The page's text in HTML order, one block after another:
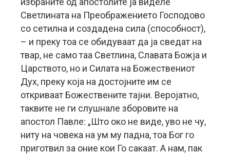
Светлината на Преображението Господово
со сетилна и создадена сила (способност),
– и преку тоа се обидуваат да ја сведат на
твар, не само таа Светлина, Славата Божја и
Царството, но и Силата на Божествениот
Дух, преку која на достојните им се
откриваат Божествените тајни. Веројатно,
таквите не ги слушнале зборовите на
апостол Павле: „Што око не виде, уво не чу,
ниту на човека на ум му падна, тоа Бог го
приготвил за оние кои Го сакаат. А нам, пак